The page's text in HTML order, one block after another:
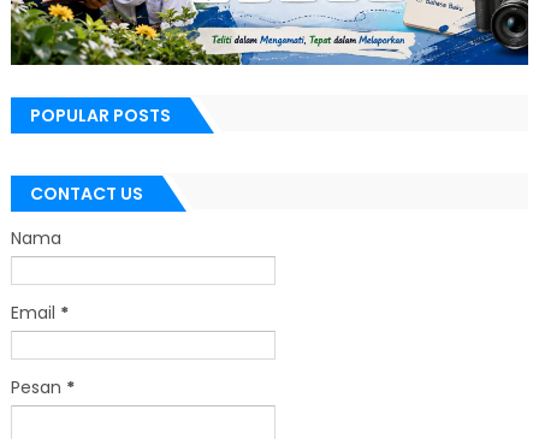
POPULAR POSTS
CONTACT US
Nama
Email *
Pesan *